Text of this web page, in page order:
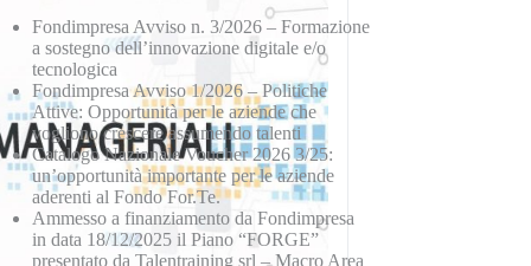
Fondimpresa Avviso n. 3/2026 – Formazione
a sostegno dell’innovazione digitale e/o
tecnologica
Fondimpresa Avviso 1/2026 – Politiche
Attive: Opportunità per le aziende che
vogliono crescere assumendo talenti
Catalogo Nazionale Voucher 2026 3/25:
un’opportunità importante per le aziende
aderenti al Fondo For.Te.
Ammesso a finanziamento da Fondimpresa
in data 18/12/2025 il Piano “FORGE”
presentato da Talentraining srl – Macro Area